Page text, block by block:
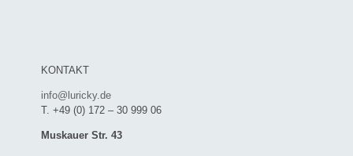
KONTAKT
info@luricky.de
T. +49 (0) 172 – 30 999 06
Muskauer Str. 43